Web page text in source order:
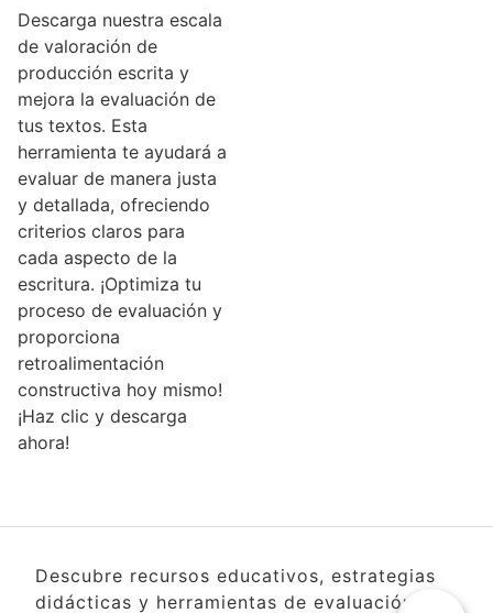
Descarga nuestra escala
de valoración de
producción escrita y
mejora la evaluación de
tus textos. Esta
herramienta te ayudará a
evaluar de manera justa
y detallada, ofreciendo
criterios claros para
cada aspecto de la
escritura. ¡Optimiza tu
proceso de evaluación y
proporciona
retroalimentación
constructiva hoy mismo!
¡Haz clic y descarga
ahora!
Descubre recursos educativos, estrategias
didácticas y herramientas de evaluación